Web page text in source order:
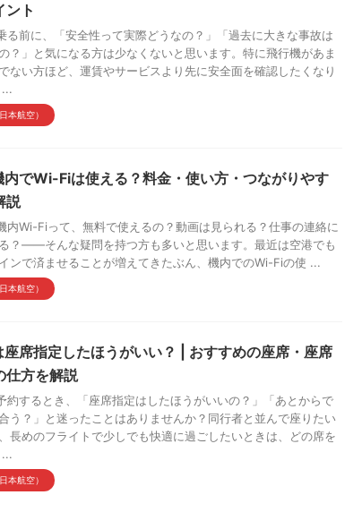
ント
る前に、「安全性って実際どうなの？」「過去に大きな事故は
？」と気になる方は少なくないと思います。特に飛行機があま
ない方ほど、運賃やサービスより先に安全面を確認したくなり
...
本航空）
でWi-Fiは使える？料金・使い方・つながりやす
説
内Wi-Fiって、無料で使えるの？動画は見られる？仕事の連絡に
？——そんな疑問を持つ方も多いと思います。最近は空港でも
ンで済ませることが増えてきたぶん、機内でのWi-Fiの使 ...
本航空）
席指定したほうがいい？ | おすすめの座席・座席
仕方を解説
約するとき、「座席指定はしたほうがいいの？」「あとからで
う？」と迷ったことはありませんか？同行者と並んで座りたい
長めのフライトで少しでも快適に過ごしたいときは、どの席を
本航空）